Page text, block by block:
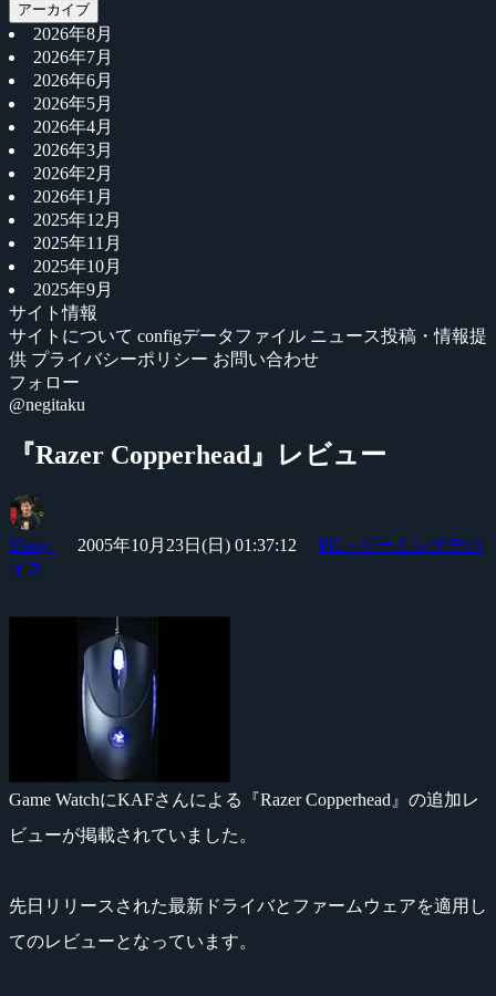
アーカイブ
2026年8月
2026年7月
2026年6月
2026年5月
2026年4月
2026年3月
2026年2月
2026年1月
2025年12月
2025年11月
2025年10月
2025年9月
サイト情報
サイトについて configデータファイル ニュース投稿・情報提
供 プライバシーポリシー お問い合わせ
フォロー
@negitaku
『Razer Copperhead』レビュー
Yossy 2005年10月23日(日) 01:37:12
PC・ゲーミングデバ
イス
Game WatchにKAFさんによる『Razer Copperhead』の追加レ
ビューが掲載されていました。
先日リリースされた最新ドライバとファームウェアを適用し
てのレビューとなっています。